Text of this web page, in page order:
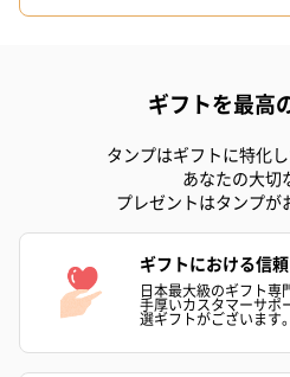
ギフトを最高
タンプはギフトに特化し
あなたの大切
プレゼントはタンプが
ギフトにおける信頼
日本最大級のギフト専
手厚いカスタマーサポ
選ギフトがございます。